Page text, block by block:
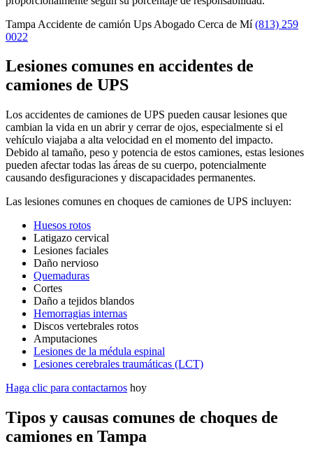
Tampa Accidente de camión Ups Abogado Cerca de Mí(813) 259
0022
Lesiones comunes en accidentes de
camiones de UPS
Los accidentes de camiones de UPS pueden causar lesiones que
cambian la vida en un abrir y cerrar de ojos, especialmente si el
vehículo viajaba a alta velocidad en el momento del impacto.
Debido al tamaño, peso y potencia de estos camiones, estas lesiones
pueden afectar todas las áreas de su cuerpo, potencialmente
causando desfiguraciones y discapacidades permanentes.
Las lesiones comunes en choques de camiones de UPS incluyen:
Huesos rotos
Latigazo cervical
Lesiones faciales
Daño nervioso
Quemaduras
Cortes
Daño a tejidos blandos
Hemorragias internas
Discos vertebrales rotos
Amputaciones
Lesiones de la médula espinal
Lesiones cerebrales traumáticas (LCT)
Haga clic para contactarnos hoy
Tipos y causas comunes de choques de
camiones en Tampa